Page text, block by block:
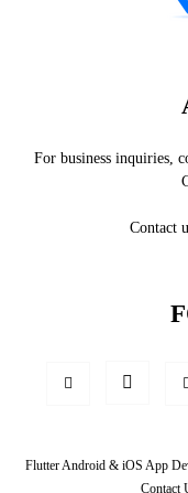
For business inquiries,
Contact
Flutter Android & iOS App
Contact